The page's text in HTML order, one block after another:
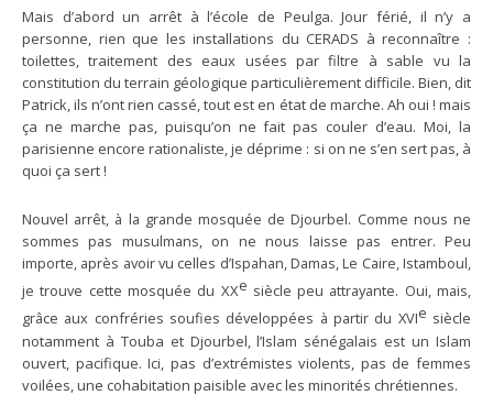
Mais d’abord un arrêt à l’école de Peulga. Jour férié, il n’y a
personne, rien que les installations du CERADS à reconnaître :
toilettes, traitement des eaux usées par filtre à sable vu la
constitution du terrain géologique particulièrement difficile. Bien, dit
Patrick, ils n’ont rien cassé, tout est en état de marche. Ah oui ! mais
ça ne marche pas, puisqu’on ne fait pas couler d’eau. Moi, la
parisienne encore rationaliste, je déprime : si on ne s’en sert pas, à
quoi ça sert !
Nouvel arrêt, à la grande mosquée de Djourbel. Comme nous ne
sommes pas musulmans, on ne nous laisse pas entrer. Peu
importe, après avoir vu celles d’Ispahan, Damas, Le Caire, Istamboul,
je trouve cette mosquée du XXe siècle peu attrayante. Oui, mais,
grâce aux confréries soufies développées à partir du XVIe siècle
notamment à Touba et Djourbel, l’Islam sénégalais est un Islam
ouvert, pacifique. Ici, pas d’extrémistes violents, pas de femmes
voilées, une cohabitation paisible avec les minorités chrétiennes.